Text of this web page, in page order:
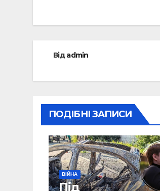
Відadmin
ПОДІБНІ ЗАПИСИ
ВІЙНА
Під